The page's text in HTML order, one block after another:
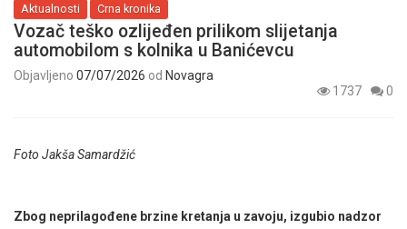
Aktualnosti Crna kronika
Vozač teško ozlijeđen prilikom slijetanja
automobilom s kolnika u Banićevcu
Objavljeno 07/07/2026 od Novagra
1737
0
Foto Jakša Samardžić
Zbog neprilagođene brzine kretanja u zavoju, izgubio nadzor